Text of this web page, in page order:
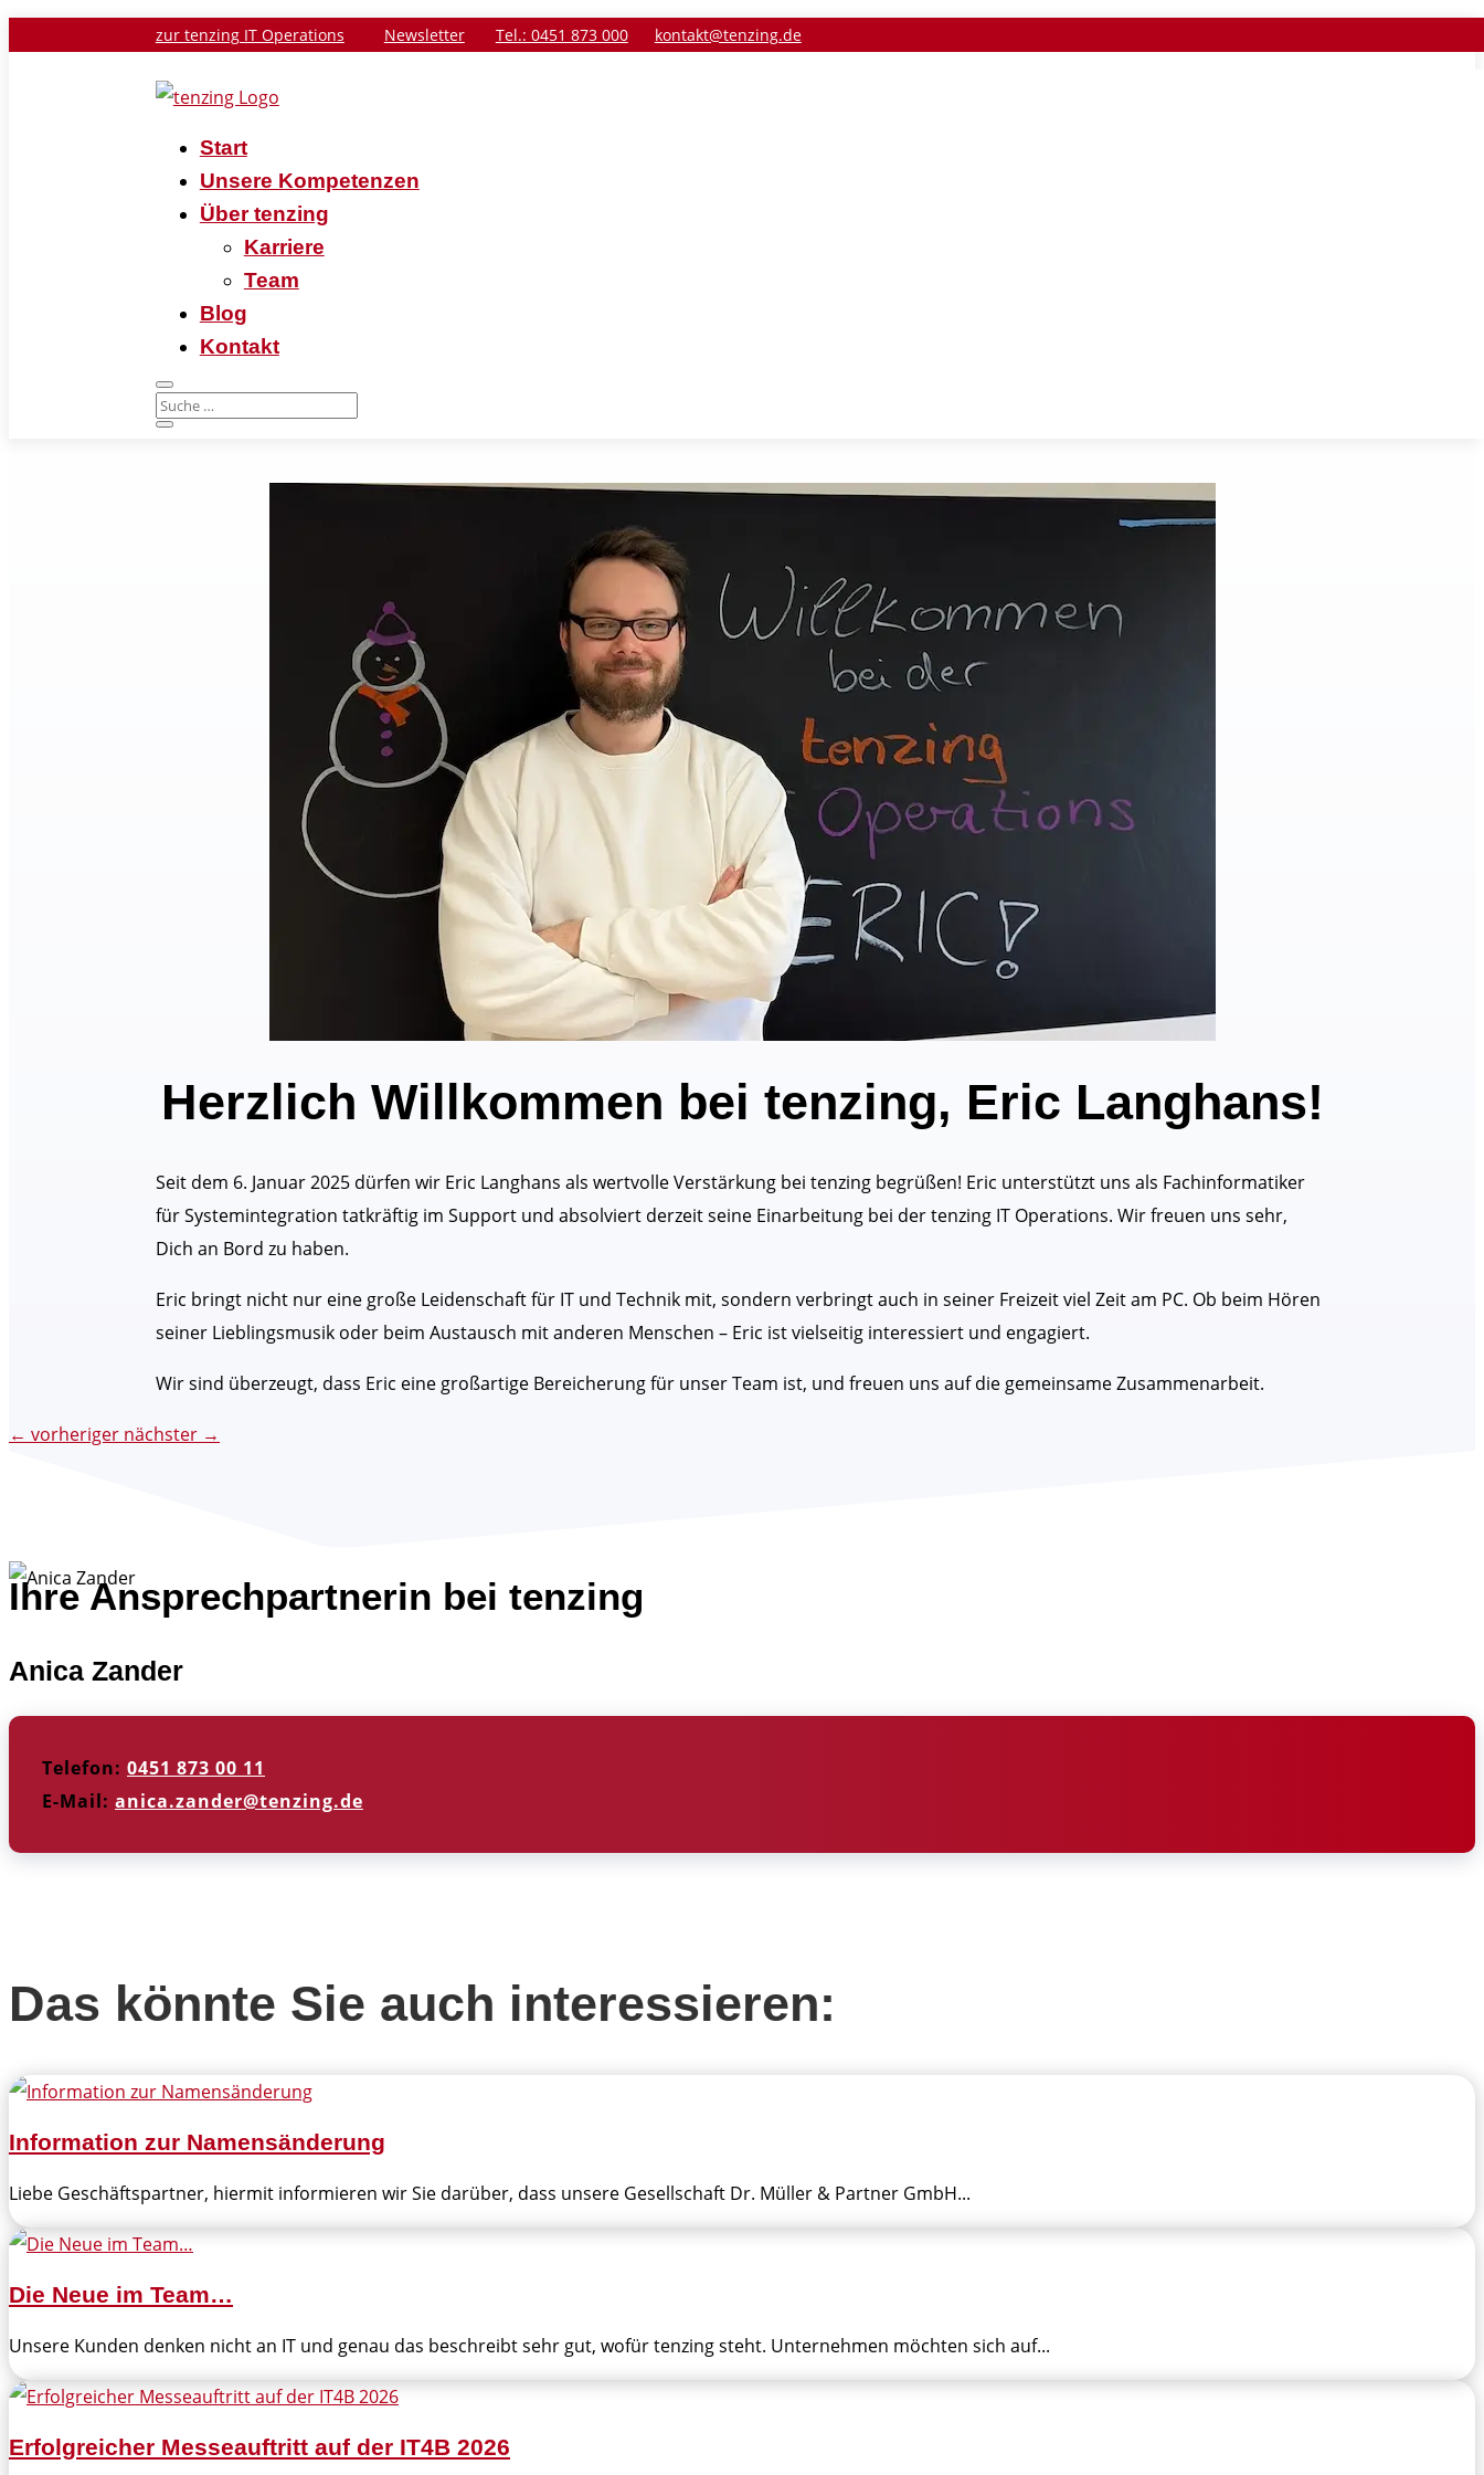
zur tenzing IT Operations Newsletter Tel.: 0451 873 000 kontakt@tenzing.de
Start
Unsere Kompetenzen
Über tenzing
Karriere
Team
Blog
Kontakt
Herzlich Willkommen bei tenzing, Eric Langhans!
Seit dem 6. Januar 2025 dürfen wir Eric Langhans als wertvolle Verstärkung bei tenzing begrüßen! Eric unterstützt uns als Fachinformatiker
für Systemintegration tatkräftig im Support und absolviert derzeit seine Einarbeitung bei der tenzing IT Operations. Wir freuen uns sehr,
Dich an Bord zu haben.
Eric bringt nicht nur eine große Leidenschaft für IT und Technik mit, sondern verbringt auch in seiner Freizeit viel Zeit am PC. Ob beim Hören
seiner Lieblingsmusik oder beim Austausch mit anderen Menschen – Eric ist vielseitig interessiert und engagiert.
Wir sind überzeugt, dass Eric eine großartige Bereicherung für unser Team ist, und freuen uns auf die gemeinsame Zusammenarbeit.
← vorheriger nächster →
Ihre Ansprechpartnerin bei tenzing
Anica Zander
Telefon: 0451 873 00 11
E-Mail: anica.zander@tenzing.de
Das könnte Sie auch interessieren:
Information zur Namensänderung
Liebe Geschäftspartner, hiermit informieren wir Sie darüber, dass unsere Gesellschaft Dr. Müller & Partner GmbH...
Die Neue im Team…
Unsere Kunden denken nicht an IT und genau das beschreibt sehr gut, wofür tenzing steht. Unternehmen möchten sich auf...
Erfolgreicher Messeauftritt auf der IT4B 2026